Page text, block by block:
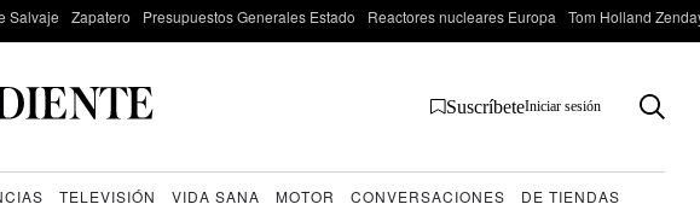
Salvaje Zapatero Presupuestos Generales Estado Reactores nucleares Europa Tom Holland
SuscríbeteIniciar sesión
TELEVISIÓN VIDA SANA MOTOR CONVERSACIONES
DE TIENDAS